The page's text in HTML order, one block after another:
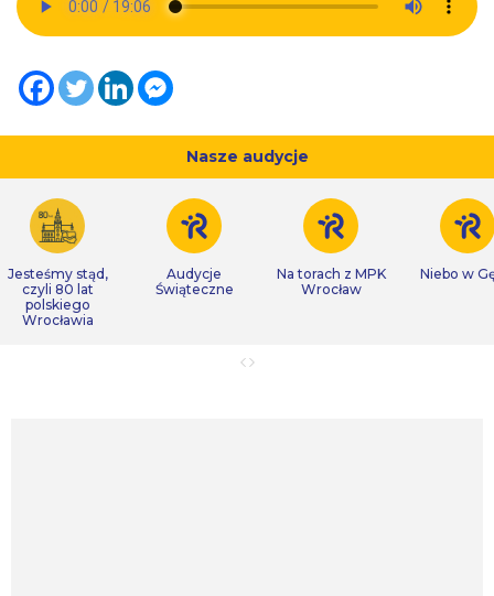
Nasze audycje
Jesteśmy stąd,
czyli 80 lat
polskiego
Wrocławia
Audycje
Świąteczne
Na torach z MPK
Wrocław
Niebo w